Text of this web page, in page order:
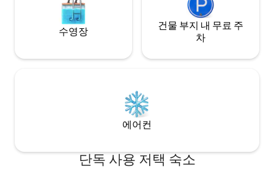
수영장
건물 부지 내 무료 주
차
에어컨
단독 사용 저택 숙소